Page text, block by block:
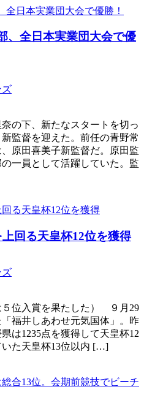
、全日本実業団大会で優
ズ
の下、新たなスタートを切っ
監督を迎えた。前任の青野常
原田喜美子新監督だ。原田監
一員として活躍していた。監
回る天皇杯12位を獲得
ズ
５位入賞を果たした） ９月29
福井しあわせ元気国体」。昨
は1235点を獲得して天皇杯12
いた天皇杯13位以内 […]